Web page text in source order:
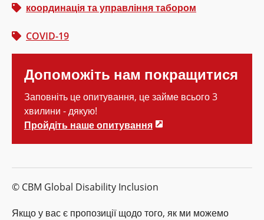
координація та управління табором
COVID-19
Допоможіть нам покращитися
Заповніть це опитування, це займе всього 3
хвилини - дякую!
Пройдіть наше опитування
© CBM Global Disability Inclusion
Якщо у вас є пропозиції щодо того, як ми можемо